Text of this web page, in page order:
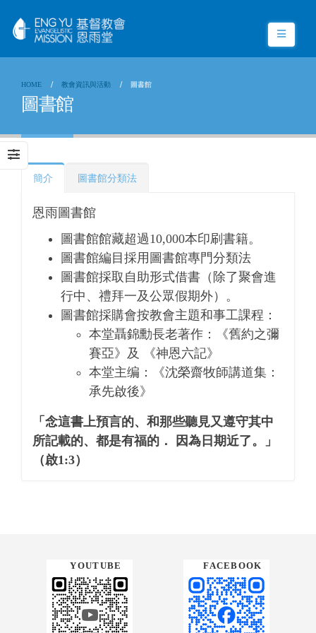
HOME 教會資訊與活動 圖書館
圖書館
簡介 圖書館分類法
恩雨圖書館
圖書館館藏超過10,000本印刷書籍。
圖書館編目採用圖書館專門分類法
圖書館採取自助形式借書（除了聚會進
行中、禮拜一及公眾假期外）。
圖書館採購會按教會主題和事工課程：
本堂聶錦勳長老著作：《舊約之彌
賽亞》及 《神恩六記》
本堂主编：《沈榮齋牧師講道集：
承先啟後》
「念這書上預言的、和那些聽見又遵守其中
所記載的、都是有福的． 因為日期近了。」
（啟1:3）
YOUTUBE FACEBOOK